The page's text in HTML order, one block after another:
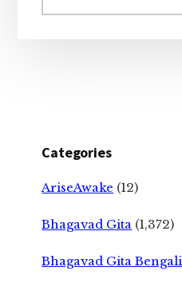
website
Categories
AriseAwake (12)
Bhagavad Gita (1,372)
Bhagavad Gita Bengali